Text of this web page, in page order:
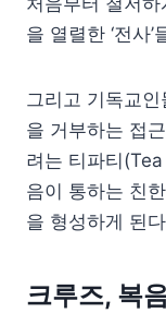
을 열렬한 ‘전사
그리고 기독교
을 거부하는 접
려는 티파티
음이 통하는 친
을 형성하게 된
크루즈, 복